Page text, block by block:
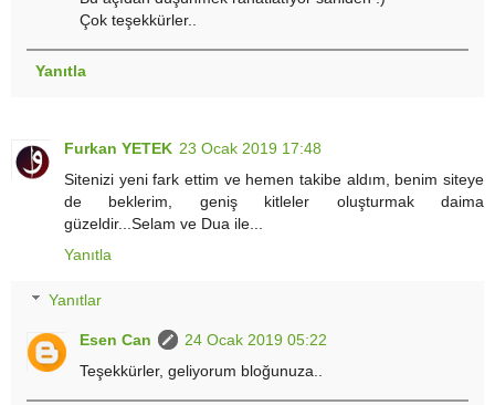
Çok teşekkürler..
Yanıtla
Furkan YETEK 23 Ocak 2019 17:48
Sitenizi yeni fark ettim ve hemen takibe aldım, benim siteye
de beklerim, geniş kitleler oluşturmak daima
güzeldir...Selam ve Dua ile...
Yanıtla
Yanıtlar
Esen Can
24 Ocak 2019 05:22
Teşekkürler, geliyorum bloğunuza..